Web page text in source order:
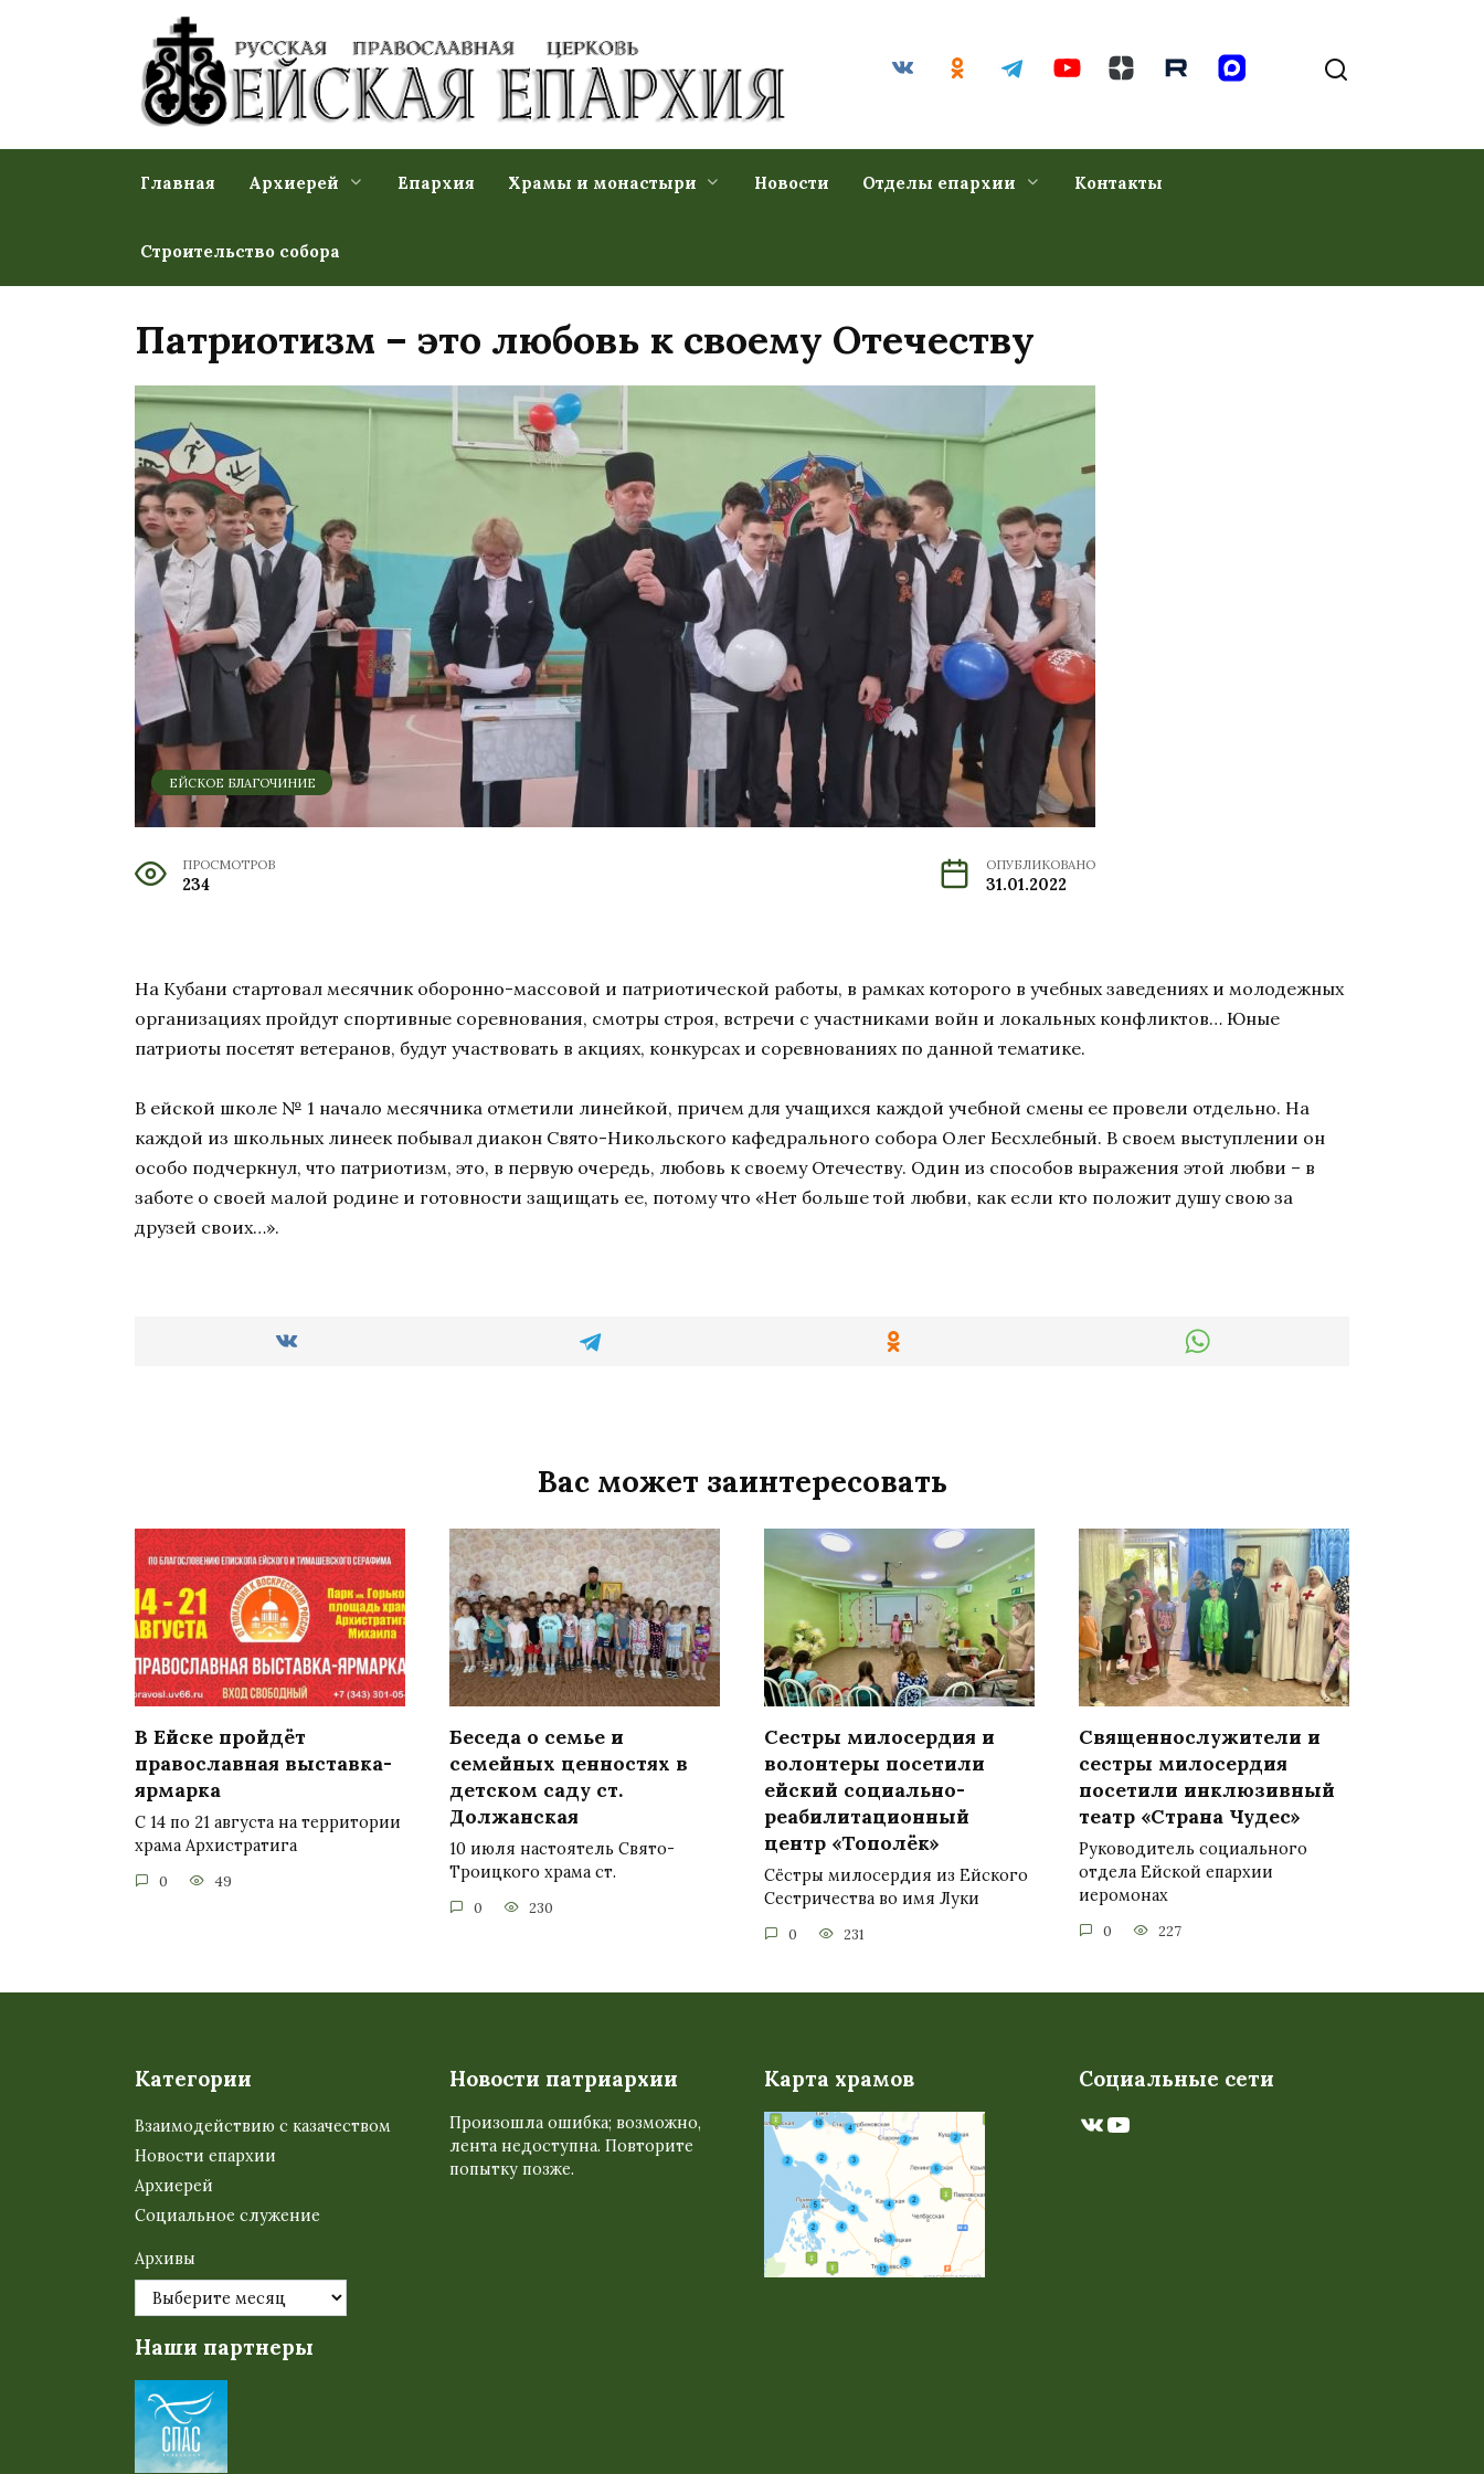
Главная Архиерей Епархия Храмы и монастыри Новости Отделы епархии Контакты
Строительство собора
Патриотизм – это любовь к своему Отечеству
ЕЙСКОЕ БЛАГОЧИНИЕ
ПРОСМОТРОВ
234
ОПУБЛИКОВАНО
31.01.2022
На Кубани стартовал месячник оборонно-массовой и патриотической работы, в рамках которого в учебных заведениях и молодежных
организациях пройдут спортивные соревнования, смотры строя, встречи с участниками войн и локальных конфликтов… Юные
патриоты посетят ветеранов, будут участвовать в акциях, конкурсах и соревнованиях по данной тематике.
В ейской школе № 1 начало месячника отметили линейкой, причем для учащихся каждой учебной смены ее провели отдельно. На
каждой из школьных линеек побывал диакон Свято-Никольского кафедрального собора Олег Бесхлебный. В своем выступлении он
особо подчеркнул, что патриотизм, это, в первую очередь, любовь к своему Отечеству. Один из способов выражения этой любви – в
заботе о своей малой родине и готовности защищать ее, потому что «Нет больше той любви, как если кто положит душу свою за
друзей своих…».
Вас может заинтересовать
В Ейске пройдёт
православная выставка-
ярмарка
С 14 по 21 августа на территории
храма Архистратига
0 49
Беседа о семье и
семейных ценностях в
детском саду ст.
Должанская
10 июля настоятель Свято-
Троицкого храма ст.
0 230
Сестры милосердия и
волонтеры посетили
ейский социально-
реабилитационный
центр «Тополёк»
Сёстры милосердия из Ейского
Сестричества во имя Луки
0 231
Священнослужители и
сестры милосердия
посетили инклюзивный
театр «Страна Чудес»
Руководитель социального
отдела Ейской епархии
иеромонах
0 227
Категории
Взаимодействию с казачеством
Новости епархии
Архиерей
Социальное служение
Архивы
Наши партнеры
Новости патриархии
Произошла ошибка; возможно,
лента недоступна. Повторите
попытку позже.
Карта храмов Социальные сети
ВКонтакте
YouTube